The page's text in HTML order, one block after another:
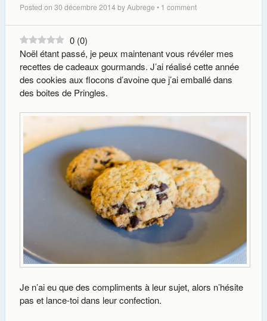
Posted on 30 décembre 2014byAubrege • 1 comment
0 (0)
Noël étant passé, je peux maintenant vous révéler mes
recettes de cadeaux gourmands. J’ai réalisé cette année
des cookies aux flocons d’avoine que j’ai emballé dans
des boites de Pringles.
Je n’ai eu que des compliments à leur sujet, alors n’hésite
pas et lance-toi dans leur confection.